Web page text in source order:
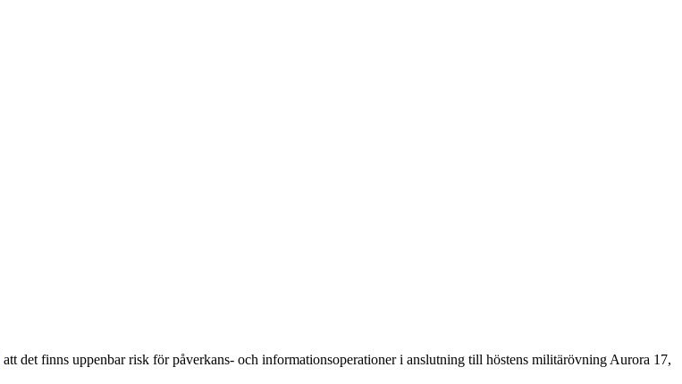
att det finns uppenbar risk för påverkans- och informationsoperationer i anslutning till höstens militärövning Aurora 17,